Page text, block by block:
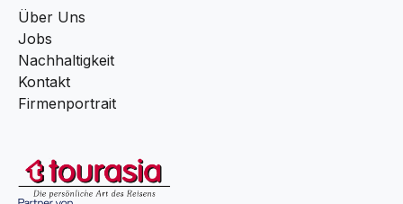
Über Uns
Jobs
Nachhaltigkeit
Kontakt
Firmenportrait